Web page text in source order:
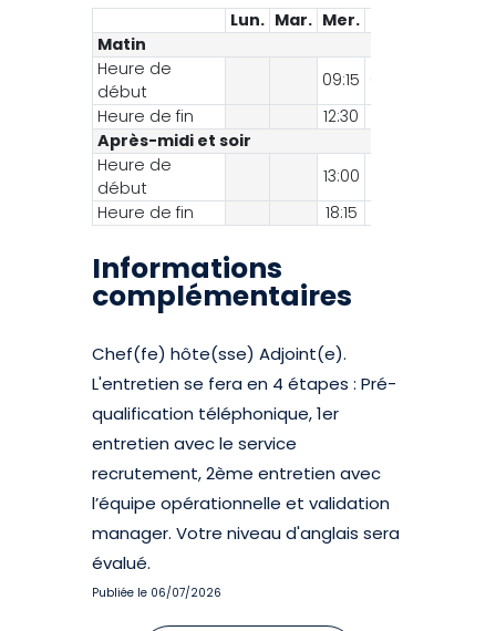
Lun. Mar. Mer.
Matin
Heure de
début
09:15
Heure de fin
12:30
Après-midi et soir
Heure de
début
13:00
Heure de fin
18:15
Informations
complémentaires
Chef(fe) hôte(sse) Adjoint(e).
L'entretien se fera en 4 étapes : Pré-
qualification téléphonique, 1er
entretien avec le service
recrutement, 2ème entretien avec
l’équipe opérationnelle et validation
manager. Votre niveau d'anglais sera
évalué.
Publiée le 06/07/2026